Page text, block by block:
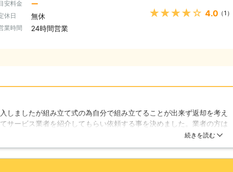
しており、家具組立・移動ももちろんお任せいただけます。確実に組立
ることで、家具を安全に長く使用できますよ。 【家具組立の難しい
ろ】 本棚などは、構造としてはわかりやすいのですが、実は多くのパ
事が多いですが、中には簡単な説明書だけで、なかなか理解できないと
入の際にお役に立ちます】 例えば、組立が難しいものにベッドがござ
す。やはりその大きさから、1人ではまず組立は不可能となります。ま
、今まで使用していたベッドがある場合には、組立てるスペースがあまり
という事も起こります。私たちまごころ便利スマイルでは、不要となっ
具の引き取りサービスも行っておりますので、不要となったベッドを運
安料金 ー
休日 無休
業時間 24時間営業
★★★★★ 4.0（1）
しましたが組み立て式の為自分で組み立てることが出来ず返却を考え
サービス業者を紹介してもらい依頼する事を決めました。業者の方は
かからず完成しました。力が弱く体力のない私には大変助かり満足出
続きを読む